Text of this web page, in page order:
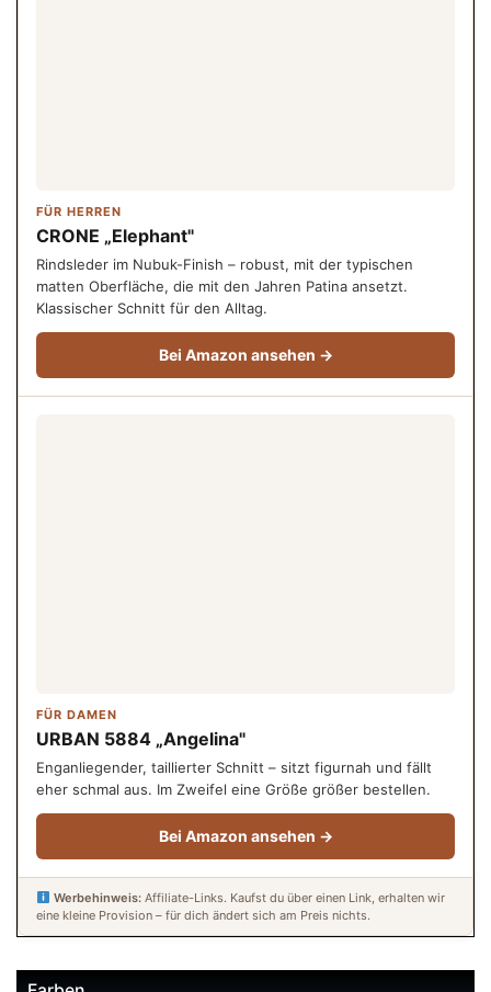
FÜR HERREN
CRONE „Elephant"
Rindsleder im Nubuk-Finish – robust, mit der typischen
matten Oberfläche, die mit den Jahren Patina ansetzt.
Klassischer Schnitt für den Alltag.
Bei Amazon ansehen →
FÜR DAMEN
URBAN 5884 „Angelina"
Enganliegender, taillierter Schnitt – sitzt figurnah und fällt
eher schmal aus. Im Zweifel eine Größe größer bestellen.
Bei Amazon ansehen →
Werbehinweis:Affiliate-Links. Kaufst du über einen Link, erhalten wir
eine kleine Provision – für dich ändert sich am Preis nichts.